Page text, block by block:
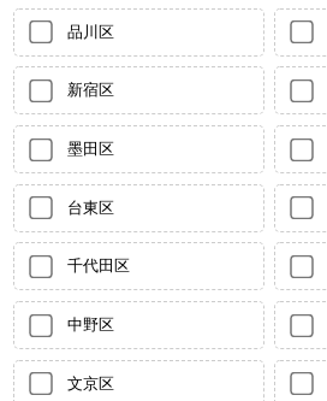
品川区
新宿区
墨田区
台東区
千代田区
中野区
文京区